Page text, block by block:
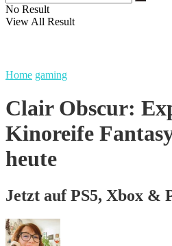
No Result
View All Result
Home gaming
Clair Obscur:
Kinoreife
heute
Jetzt auf PS5, Xbox &